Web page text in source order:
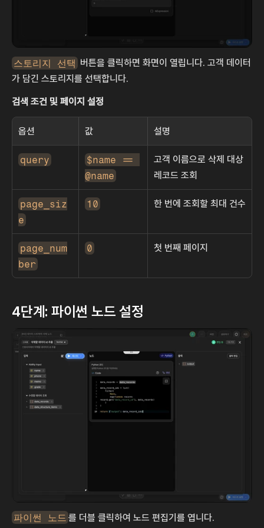
스토리지 선택 버튼을 클릭하면 화면이 열립니다. 고객 데이터
가 담긴 스토리지를 선택합니다.
검색 조건 및 페이지 설정
옵션 값 설명
query
$name ==
@name
고객 이름으로 삭제 대상
레코드 조회
page_siz
e
10 한 번에 조회할 최대 건수
page_num
ber
0 첫 번째 페이지
4단계: 파이썬 노드 설정
파이썬 노드 를 더블 클릭하여 노드 편집기를 엽니다.